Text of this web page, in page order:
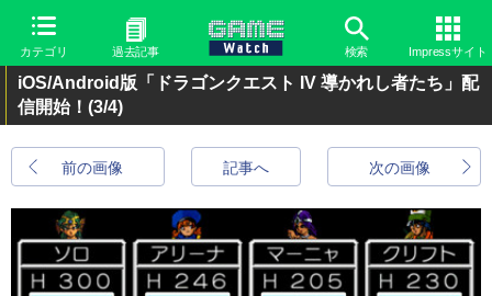
カテゴリ 過去記事 検索 Impressサイト
iOS/Android版「ドラゴンクエスト IV 導かれし者たち」配
信開始！ (3/4)
前の画像 次の画像
記事へ